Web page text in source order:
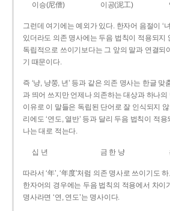
이승(尼僧)
이공(泥工)
그런데 여기에는 예외가 있다. 한자어 음절이 ‘
있더라도 의존 명사에는 두음 법칙이 적용되지
독립적으로 쓰이기보다는 그 앞의 말과 연결되
기 때문이다.
즉 ‘냥, 냥쭝, 년’ 등과 같은 의존 명사는 한글
과 띄어 쓰지만 언제나 의존하는 대상과 하나
이유로 이 말들은 독립된 단어로 잘 인식되지
리에도 ‘연도, 열반’ 등과 달리 두음 법칙이 적
나는 대로 적는다.
십 년 금 한 냥
따라서 ‘年’, ‘年度’처럼 의존 명사로 쓰이기도
한자어의 경우에는 두음 법칙의 적용에서 차이
명사라면 ‘연, 연도’는 명사이다.